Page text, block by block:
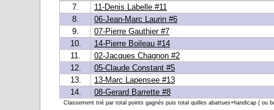
7.
11-Denis Labelle #11
8.
06-Jean-Marc Laurin #6
9.
07-Pierre Gauthier #7
10.
14-Pierre Boileau #14
11.
02-Jacques Chagnon #2
12.
05-Claude Constant #5
13.
13-Marc Lapensee #13
14.
08-Gerard Barrette #8
Classement trié par total points gagnés puis total quilles abattues+handicap ( ou